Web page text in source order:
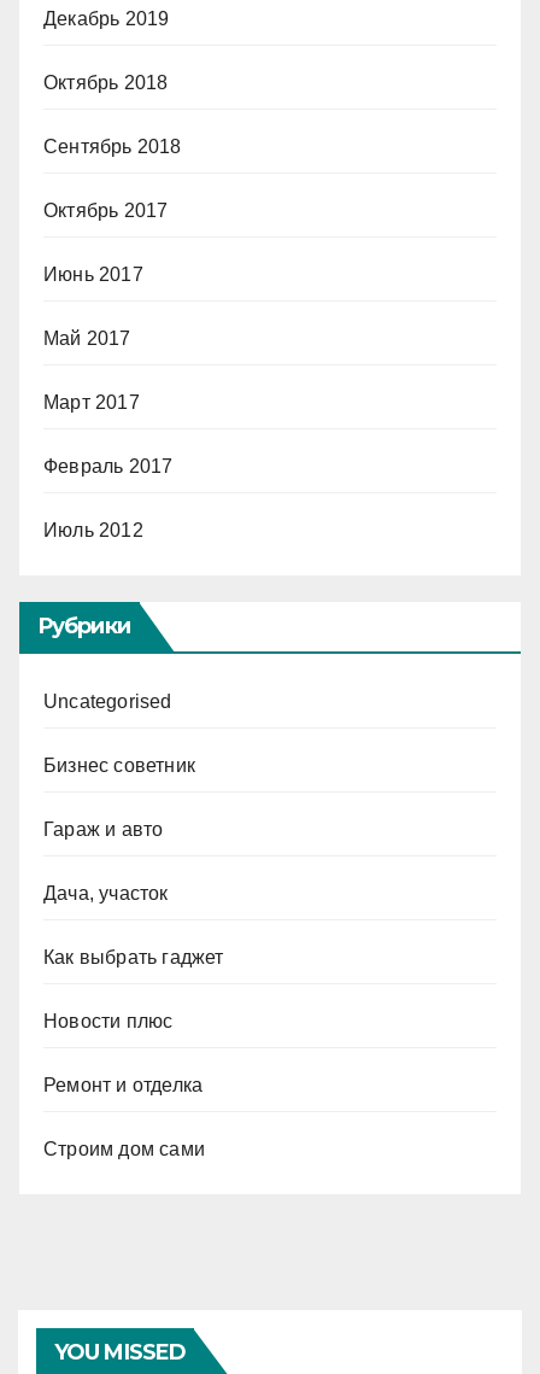
Декабрь 2019
Октябрь 2018
Сентябрь 2018
Октябрь 2017
Июнь 2017
Май 2017
Март 2017
Февраль 2017
Июль 2012
Рубрики
Uncategorised
Бизнес советник
Гараж и авто
Дача, участок
Как выбрать гаджет
Новости плюс
Ремонт и отделка
Строим дом сами
YOU MISSED